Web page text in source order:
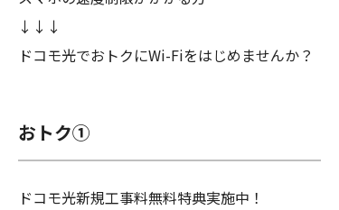
↓↓↓
ドコモ光でおトクにWi-Fiをはじめませんか？
おトク①
ドコモ光新規工事料無料特典実施中！